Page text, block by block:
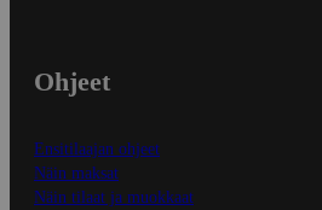
Ohjeet
Ensitilaajan ohjeet
Näin maksat
Näin tilaat ja muokkaat